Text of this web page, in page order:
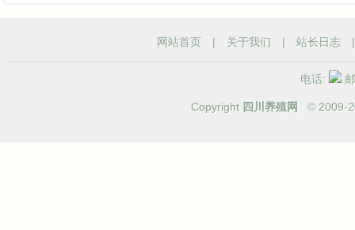
网站首页 | 关于我们 | 站长日志
电话:
Copyright 四川养殖网 © 2009-